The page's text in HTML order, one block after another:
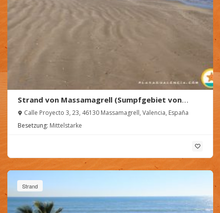
Strand von Massamagrell (Sumpfgebiet von
Rafalell y Vistabella)
Calle Proyecto 3, 23, 46130 Massamagrell, Valencia, España
Besetzung: Mittelstarke
Strand